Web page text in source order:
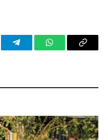
TelegramWhatsAppCopy